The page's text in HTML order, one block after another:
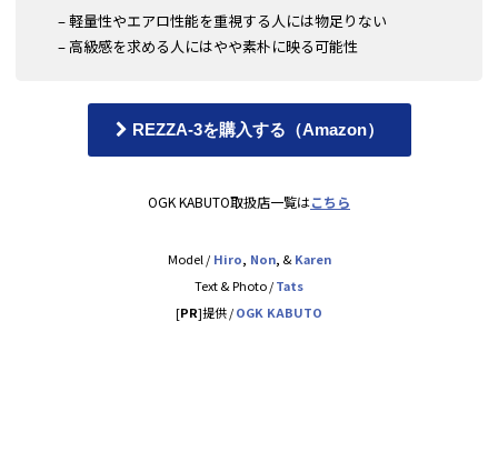
– 軽量性やエアロ性能を重視する人には物足りない
– 高級感を求める人にはやや素朴に映る可能性
REZZA-3を購入する（Amazon）
OGK KABUTO取扱店一覧はこちら
Model / Hiro, Non, & Karen
Text & Photo /Tats
[PR]提供 /OGK KABUTO